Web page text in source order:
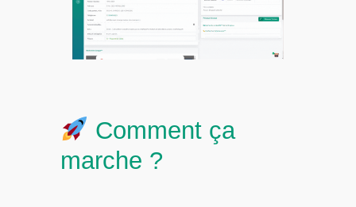
Comment ça
marche ?